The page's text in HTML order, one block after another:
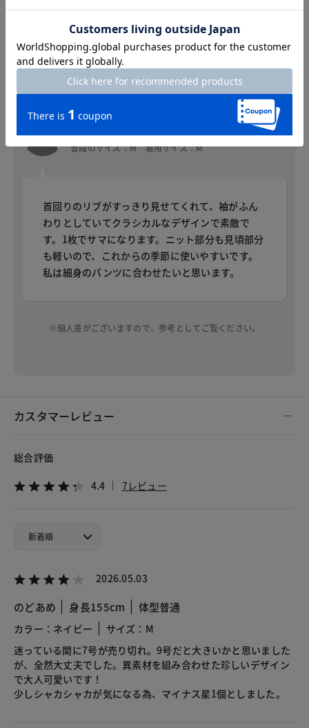
トに見えます。スリムなボトムスを合わせるとと
てもいい感じです。素材感は柔らかく軽く気持ち
いいです。ニット部分も柔らかい素材でしめつけ
る感じもないです。
ぴろこ
身長：161cm
普段のサイズ：M 着用サイズ：M
首回りのリブがすっきり見せてくれて、袖がふん
わりとしていてクラシカルなデザインで素敵で
す。1枚でサマになります。ニット部分も見頃部分
も軽いので、これからの季節に使いやすいです。
私は細身のパンツに合わせたいと思います。
※個人差がございますので、参考としてご覧ください。
カスタマーレビュー
総合評価
4.4 7レビュー
2026.05.03
のどあめ 身長155cm 体型普通
カラー：ネイビー
サイズ：M
迷っている間に7号が売り切れ。9号だと大きいかと思いました
が、全然大丈夫でした。異素材を組み合わせた珍しいデザイン
で大人可愛いです！
少しシャカシャカが気になる為、マイナス星1個としました。